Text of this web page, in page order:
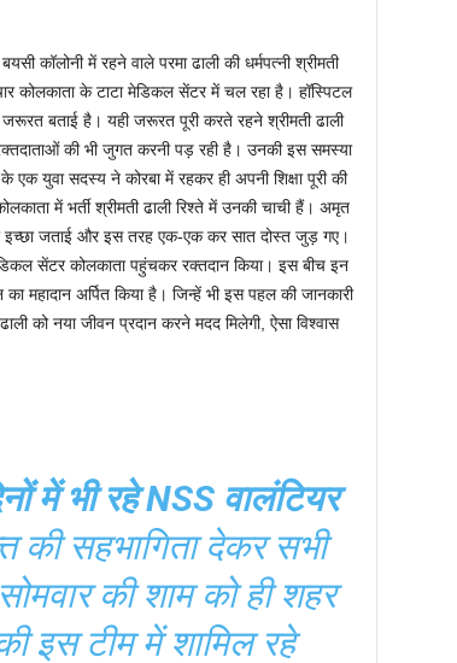
कॉलोनी में रहने वाले परमा ढाली की धर्मपत्नी श्रीमती
कोलकाता के टाटा मेडिकल सेंटर में चल रहा है। हॉस्पिटल
बताई है। यही जरूरत पूरी करते रहने श्रीमती ढाली
की भी जुगत करनी पड़ रही है। उनकी इस समस्या
एक युवा सदस्य ने कोरबा में रहकर ही अपनी शिक्षा पूरी की
में भर्ती श्रीमती ढाली रिश्ते में उनकी चाची हैं। अमृत
इच्छा जताई और इस तरह एक-एक कर सात दोस्त जुड़ गए।
सेंटर कोलकाता पहुंचकर रक्तदान किया। इस बीच इन
महादान अर्पित किया है। जिन्हें भी इस पहल की जानकारी
को नया जीवन प्रदान करने मदद मिलेगी, ऐसा विश्वास
में भी रहे NSS वालंटियर
की सहभागिता देकर सभी
की शाम को ही शहर
इस टीम में शामिल रहे